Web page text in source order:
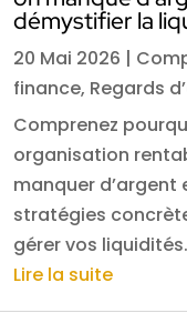
démystifier la
20 Mai 2026 |
finance, Regards
Comprenez
organisation
manquer d’argent
stratégies
gérer vos liquidités.
Lire la suite